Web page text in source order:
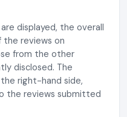
displayed, the overall
reviews on
from the other
disclosed. The
right-hand side,
the reviews submitted